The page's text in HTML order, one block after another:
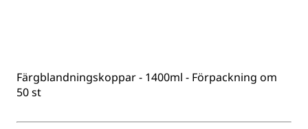
Färgblandningskoppar - 1400ml - Förpackning om
50 st